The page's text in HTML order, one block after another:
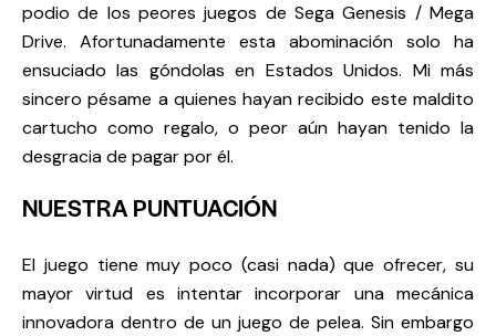
podio de los peores juegos de Sega Genesis / Mega
Drive. Afortunadamente esta abominación solo ha
ensuciado las góndolas en Estados Unidos. Mi más
sincero pésame a quienes hayan recibido este maldito
cartucho como regalo, o peor aún hayan tenido la
desgracia de pagar por él.
NUESTRA PUNTUACIÓN
El juego tiene muy poco (casi nada) que ofrecer, su
mayor virtud es intentar incorporar una mecánica
innovadora dentro de un juego de pelea. Sin embargo